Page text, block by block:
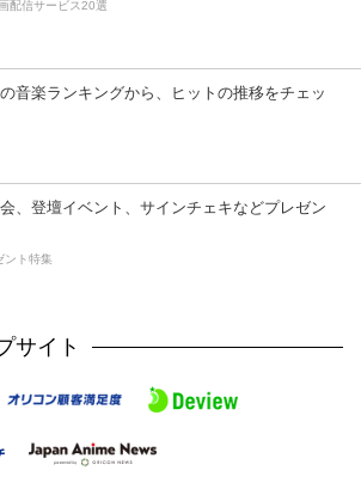
配信サービス20選
音楽ランキングから、ヒットの推移をチェッ
、登壇イベント、サインチェキなどプレゼン
ント特集
サイト